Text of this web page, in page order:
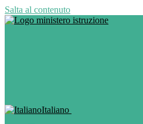
Salta al contenuto
Italiano